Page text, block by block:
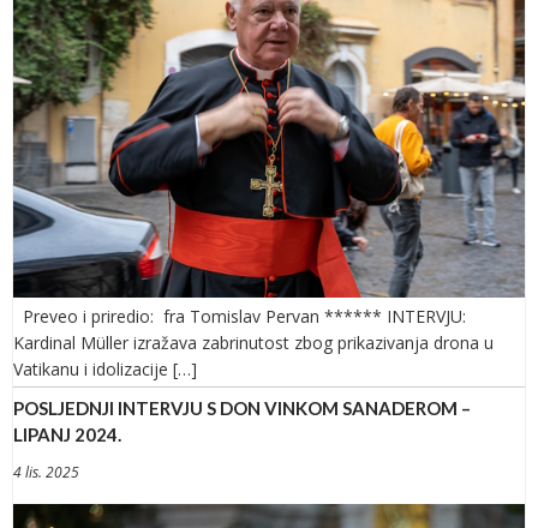
Preveo i priredio: fra Tomislav Pervan ****** INTERVJU:
Kardinal Müller izražava zabrinutost zbog prikazivanja drona u
Vatikanu i idolizacije […]
POSLJEDNJI INTERVJU S DON VINKOM SANADEROM –
LIPANJ 2024.
4 lis. 2025